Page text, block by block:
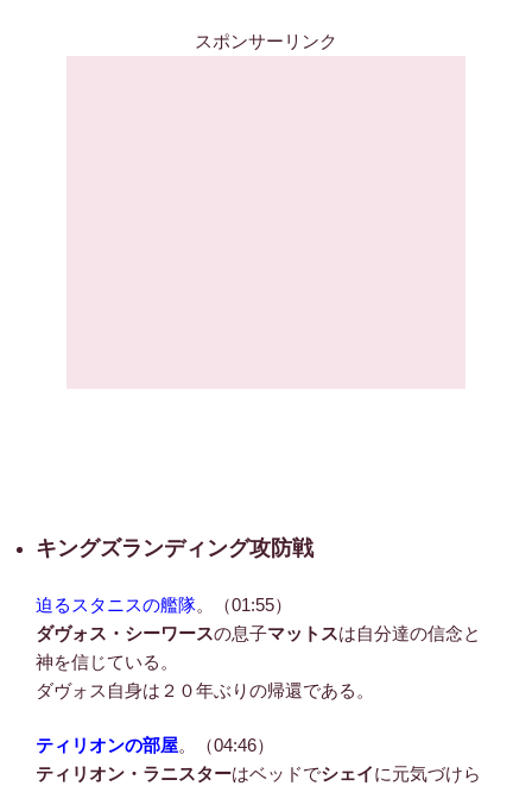
スポンサーリンク
キングズランディング攻防戦
迫るスタニスの艦隊。（01:55）
ダヴォス・シーワースの息子マットスは自分達の信念と
神を信じている。
ダヴォス自身は２０年ぶりの帰還である。
ティリオンの部屋。（04:46）
ティリオン・ラニスターはベッドでシェイに元気づけら